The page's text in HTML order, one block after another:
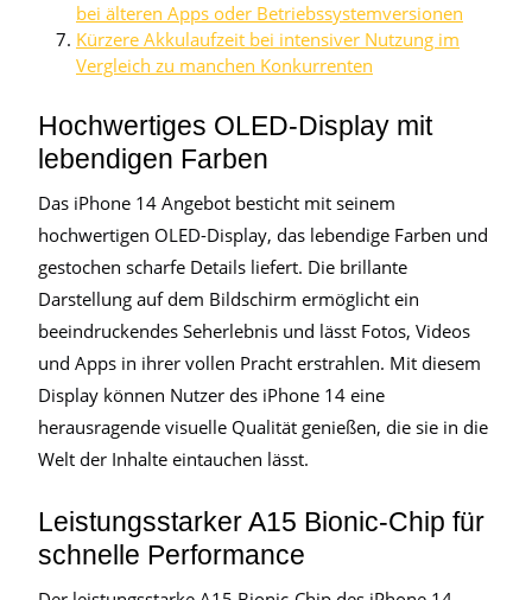
bei älteren Apps oder Betriebssystemversionen
Kürzere Akkulaufzeit bei intensiver Nutzung im
Vergleich zu manchen Konkurrenten
Hochwertiges OLED-Display mit
lebendigen Farben
Das iPhone 14 Angebot besticht mit seinem
hochwertigen OLED-Display, das lebendige Farben und
gestochen scharfe Details liefert. Die brillante
Darstellung auf dem Bildschirm ermöglicht ein
beeindruckendes Seherlebnis und lässt Fotos, Videos
und Apps in ihrer vollen Pracht erstrahlen. Mit diesem
Display können Nutzer des iPhone 14 eine
herausragende visuelle Qualität genießen, die sie in die
Welt der Inhalte eintauchen lässt.
Leistungsstarker A15 Bionic-Chip für
schnelle Performance